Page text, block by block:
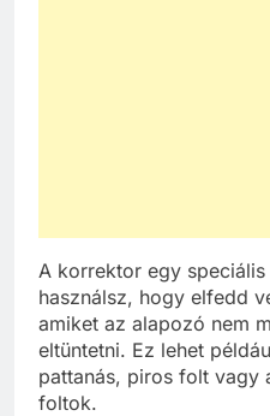
A korrektor egy
használsz, hogy elfedd
amiket az alapozó nem
eltüntetni. Ez lehet
pattanás, piros folt vagy
foltok.